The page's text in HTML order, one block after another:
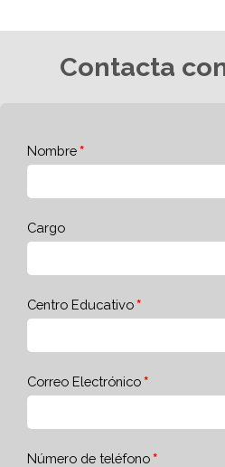
Contacta
Nombre
Cargo
Centro Educativo
Correo Electrónico
Número de teléfono